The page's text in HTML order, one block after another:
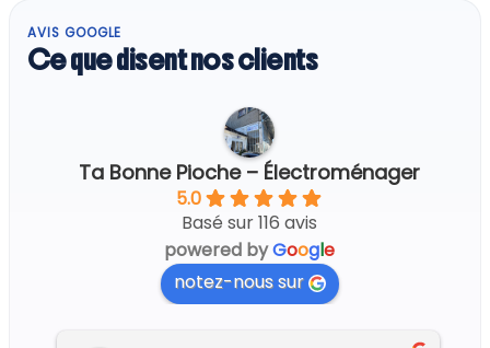
AVIS GOOGLE
Ce que disent nos clients
Ta Bonne Pioche – Électroménager
5.0
Basé sur 116 avis
powered byGoogle
notez-nous sur